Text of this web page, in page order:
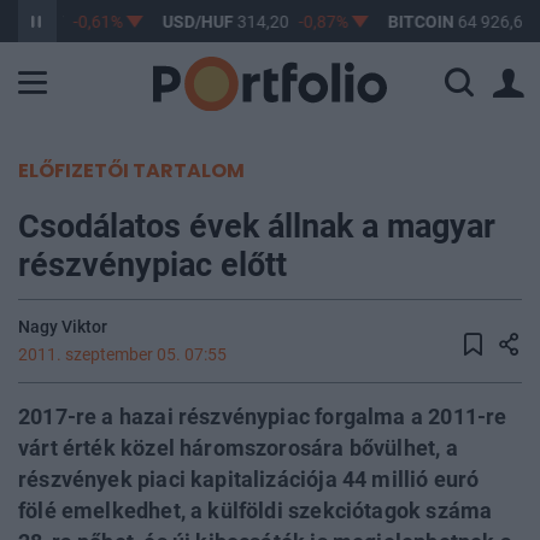
363,17 -0,61% USD/HUF314,20 -0,87% BITCOIN64 926,69
ELŐFIZETŐI TARTALOM
Csodálatos évek állnak a magyar
részvénypiac előtt
Nagy Viktor
2011. szeptember 05. 07:55
2017-re a hazai részvénypiac forgalma a 2011-re
várt érték közel háromszorosára bővülhet, a
részvények piaci kapitalizációja 44 millió euró
fölé emelkedhet, a külföldi szekciótagok száma